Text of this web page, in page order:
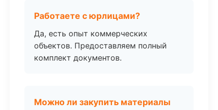
Работаете с юрлицами?
Да, есть опыт коммерческих
объектов. Предоставляем полный
комплект документов.
Можно ли закупить материалы